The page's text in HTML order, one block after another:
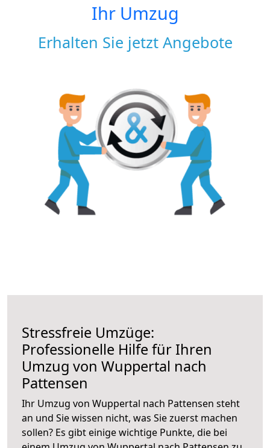
Ihr Umzug
Erhalten Sie jetzt Angebote
Stressfreie Umzüge:
Professionelle Hilfe für Ihren
Umzug von Wuppertal nach
Pattensen
Ihr Umzug von Wuppertal nach Pattensen steht
an und Sie wissen nicht, was Sie zuerst machen
sollen? Es gibt einige wichtige Punkte, die bei